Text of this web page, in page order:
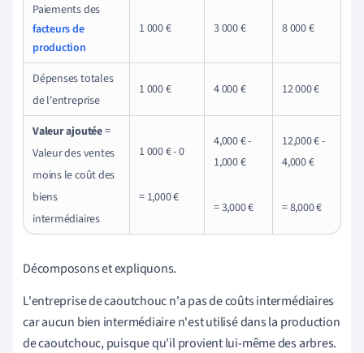
Paiements des
facteurs de
production
1 000€ 3 000€ 8 000€
Dépenses totales
de l'entreprise
1 000€ 4 000€ 12 000€
Valeur ajoutée=
Valeur des ventes
moins le coût des
biens
intermédiaires
1 000€- 0
= 1,000€
4,000€-
1,000€
= 3,000€
12,000€-
4,000€
= 8,000€
Décomposons et expliquons.
L'entreprise de caoutchouc n'a pas de coûts intermédiaires
car aucun bien intermédiaire n'est utilisé dans la production
de caoutchouc, puisque qu'il provient lui-même des arbres.